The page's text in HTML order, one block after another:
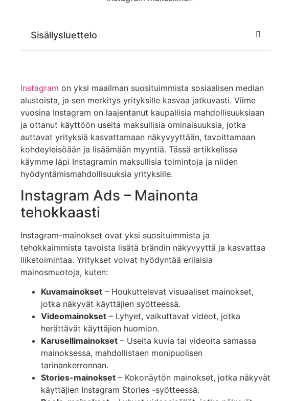
Sisällysluettelo
Instagram on yksi maailman suosituimmista sosiaalisen median
alustoista, ja sen merkitys yrityksille kasvaa jatkuvasti. Viime
vuosina Instagram on laajentanut kaupallisia mahdollisuuksiaan
ja ottanut käyttöön useita maksullisia ominaisuuksia, jotka
auttavat yrityksiä kasvattamaan näkyvyyttään, tavoittamaan
kohdeyleisöään ja lisäämään myyntiä. Tässä artikkelissa
käymme läpi Instagramin maksullisia toimintoja ja niiden
hyödyntämismahdollisuuksia yrityksille.
Instagram Ads – Mainonta
tehokkaasti
Instagram-mainokset ovat yksi suosituimmista ja
tehokkaimmista tavoista lisätä brändin näkyvyyttä ja kasvattaa
liiketoimintaa. Yritykset voivat hyödyntää erilaisia
mainosmuotoja, kuten:
Kuvamainokset – Houkuttelevat visuaaliset mainokset,
jotka näkyvät käyttäjien syötteessä.
Videomainokset – Lyhyet, vaikuttavat videot, jotka
herättävät käyttäjien huomion.
Karusellimainokset – Useita kuvia tai videoita samassa
mainoksessa, mahdollistaen monipuolisen
tarinankerronnan.
Stories-mainokset – Kokonäytön mainokset, jotka näkyvät
käyttäjien Instagram Stories -syötteessä.